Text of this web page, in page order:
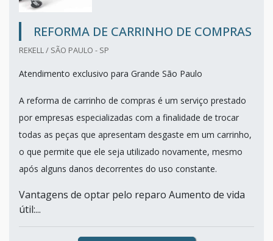
REFORMA DE CARRINHO DE COMPRAS
REKELL / SÃO PAULO - SP
Atendimento exclusivo para Grande São Paulo
A reforma de carrinho de compras é um serviço prestado
por empresas especializadas com a finalidade de trocar
todas as peças que apresentam desgaste em um carrinho,
o que permite que ele seja utilizado novamente, mesmo
após alguns danos decorrentes do uso constante.
Vantagens de optar pelo reparo Aumento de vida
útil:...